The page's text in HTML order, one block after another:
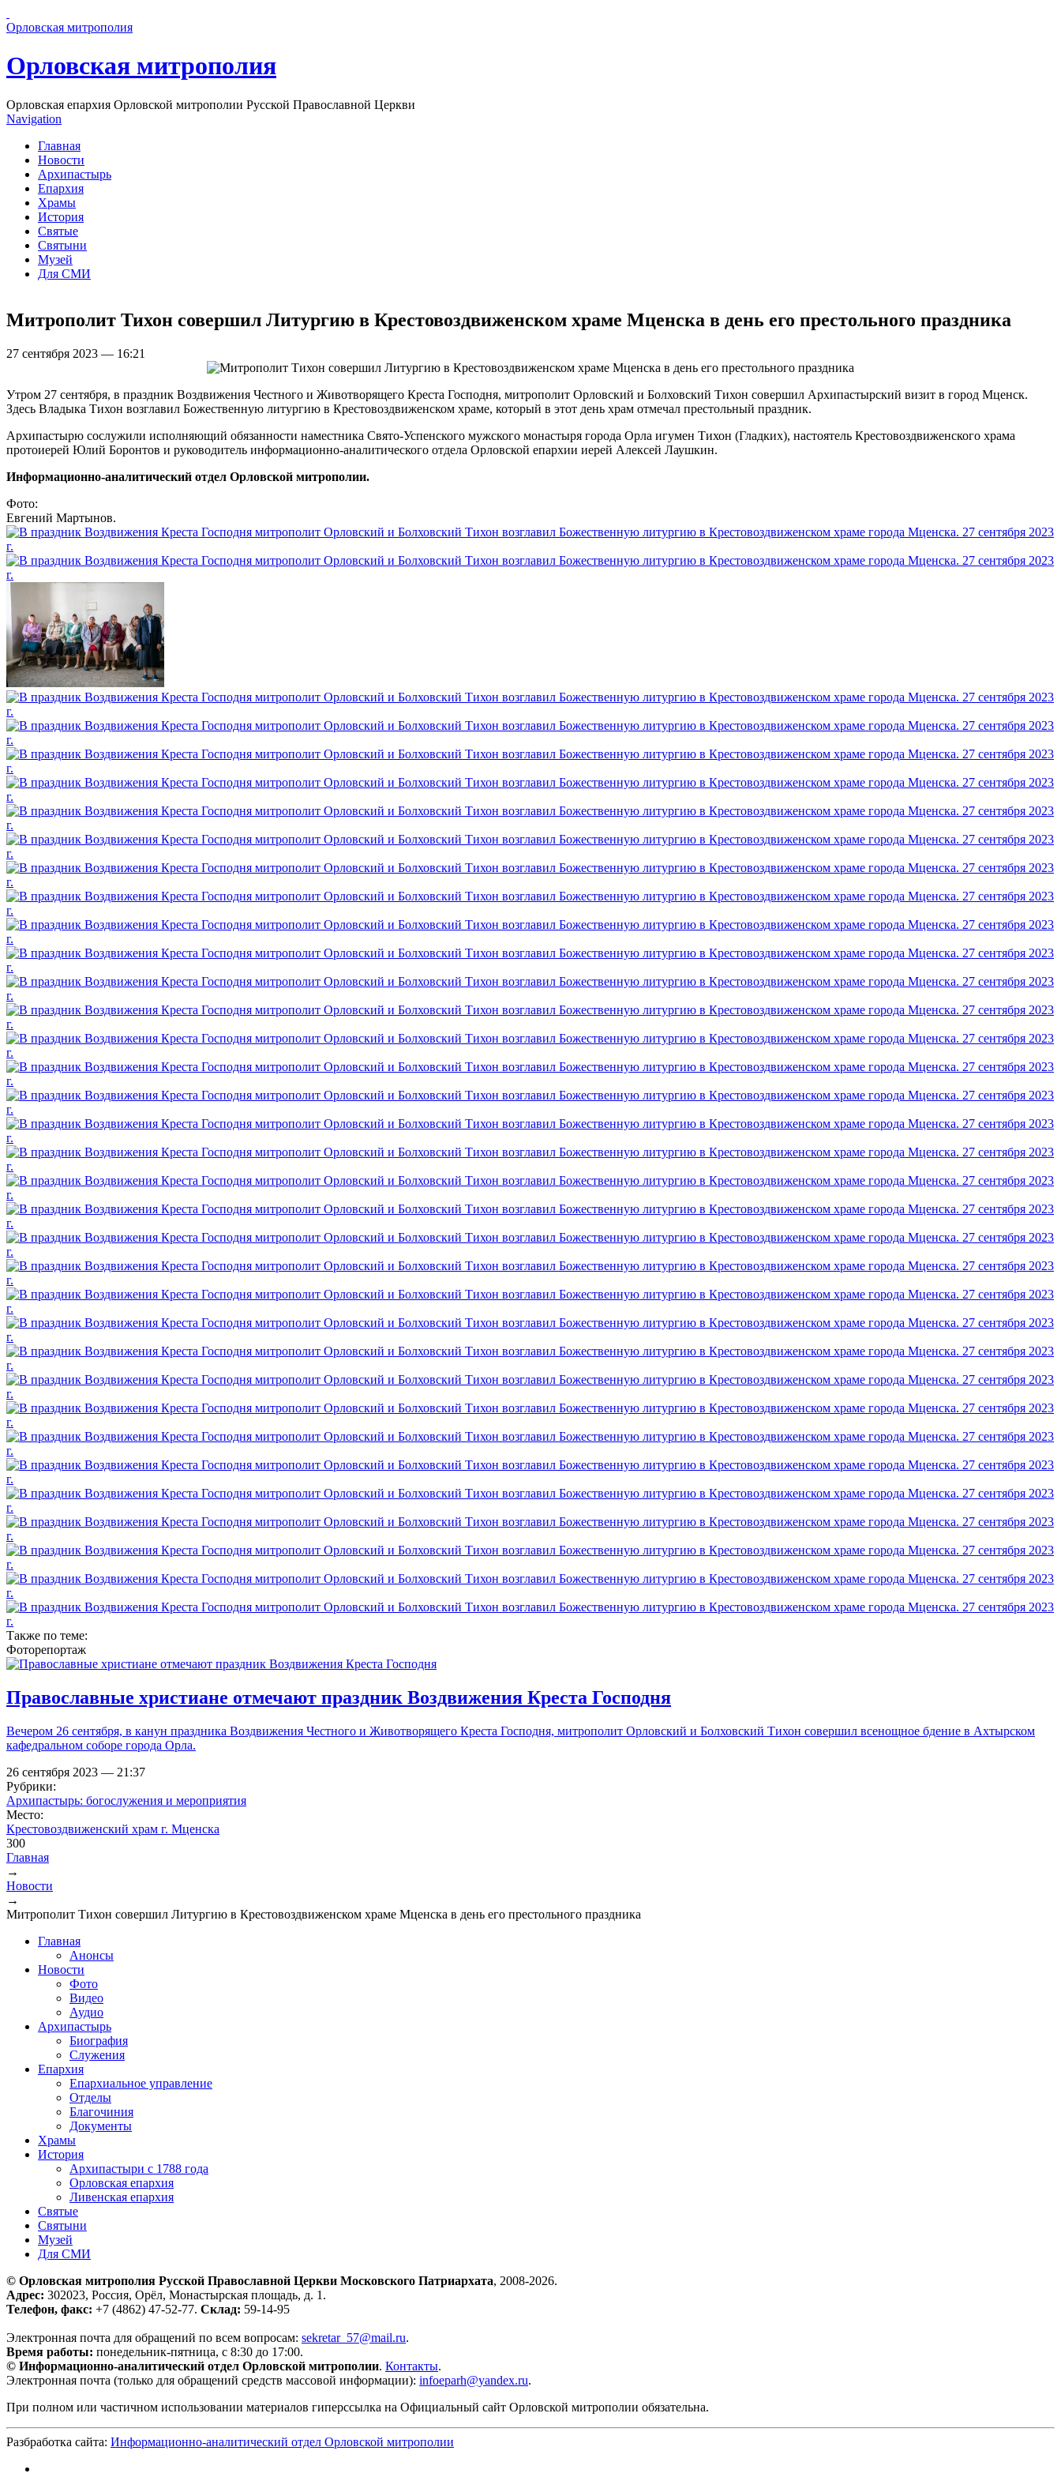
Орловская митрополия
Орловская митрополия
Орловская епархия Орловской митрополии Русской Православной Церкви
Navigation
Главная
Новости
Архипастырь
Епархия
Храмы
История
Святые
Святыни
Музей
Для СМИ
Митрополит Тихон совершил Литургию в Крестовоздвиженском храме Мценска в день его престольного праздника
27 сентября 2023 — 16:21
Утром 27 сентября, в праздник Воздвижения Честного и Животворящего Креста Господня, митрополит Орловский и Болховский Тихон совершил Архипастырский визит в город Мценск.
Здесь Владыка Тихон возглавил Божественную литургию в Крестовоздвиженском храме, который в этот день храм отмечал престольный праздник.
Архипастырю сослужили исполняющий обязанности наместника Свято-Успенского мужского монастыря города Орла игумен Тихон (Гладких), настоятель Крестовоздвиженского храма
протоиерей Юлий Боронтов и руководитель информационно-аналитического отдела Орловской епархии иерей Алексей Лаушкин.
Информационно-аналитический отдел Орловской митрополии.
Фото:
Евгений Мартынов.
Также по теме:
Фоторепортаж
Православные христиане отмечают праздник Воздвижения Креста Господня
Вечером 26 сентября, в канун праздника Воздвижения Честного и Животворящего Креста Господня, митрополит Орловский и Болховский Тихон совершил всенощное бдение в Ахтырском
кафедральном соборе города Орла.
26 сентября 2023 — 21:37
Рубрики:
Архипастырь: богослужения и мероприятия
Место:
Крестовоздвиженский храм г. Мценска
300
Вы здесь
Главная
→
Новости
→
Митрополит Тихон совершил Литургию в Крестовоздвиженском храме Мценска в день его престольного праздника
Главная
Анонсы
Новости
Фото
Видео
Аудио
Архипастырь
Биография
Служения
Епархия
Епархиальное управление
Отделы
Благочиния
Документы
Храмы
История
Архипастыри с 1788 года
Орловская епархия
Ливенская епархия
Святые
Святыни
Музей
Для СМИ
© Орловская митрополия Русской Православной Церкви Московского Патриархата, 2008-2026.
Адрес: 302023, Россия, Орёл, Монастырская площадь, д. 1.
Телефон, факс: +7 (4862) 47-52-77. Склад: 59-14-95
Электронная почта для обращений по всем вопросам: sekretar_57@mail.ru.
Время работы: понедельник-пятница, с 8:30 до 17:00.
© Информационно-аналитический отдел Орловской митрополии. Контакты.
Электронная почта (только для обращений средств массовой информации): infoeparh@yandex.ru.
При полном или частичном использовании материалов гиперссылка на Официальный сайт Орловской митрополии обязательна.
Разбработка сайта: Информационно-аналитический отдел Орловской митрополии